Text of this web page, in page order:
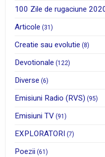
100 Zile de rugaciune
Articole (31)
Creatie sau evolutie (8)
Devotionale (122)
Diverse (6)
Emisiuni Radio (RVS) (95)
Emisiuni TV (91)
EXPLORATORI (7)
Poezii (61)